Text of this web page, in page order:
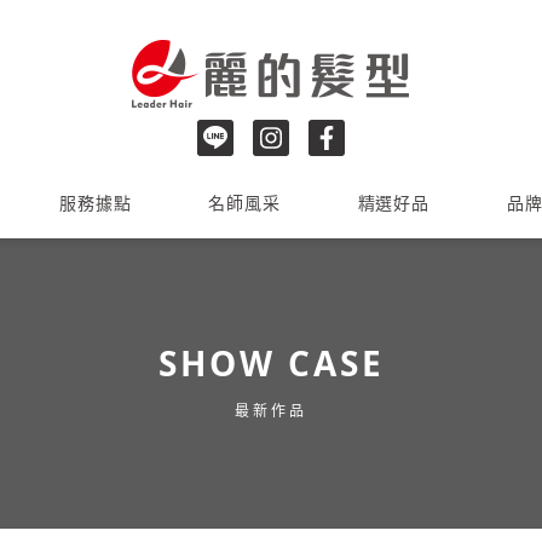
服務據點 名師風采 精選好品 品
SHOW CASE
最新作品